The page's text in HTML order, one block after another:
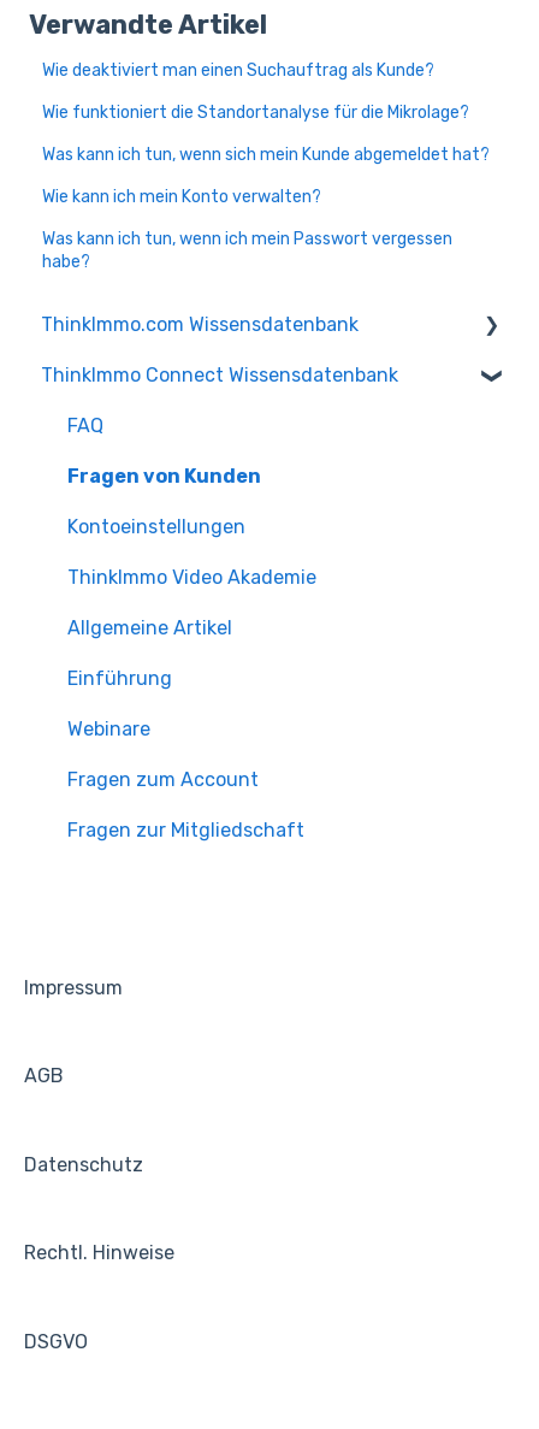
Verwandte Artikel
Wie deaktiviert man einen Suchauftrag als Kunde?
Wie funktioniert die Standortanalyse für die Mikrolage?
Was kann ich tun, wenn sich mein Kunde abgemeldet hat?
Wie kann ich mein Konto verwalten?
Was kann ich tun, wenn ich mein Passwort vergessen
habe?
ThinkImmo.com Wissensdatenbank
FAQ
Fragen zur Mitgliedschaft
Fragen zum Account
Fragen zur Suche
ThinkImmo Connect Wissensdatenbank
FAQ
Fragen von Kunden
Kontoeinstellungen
ThinkImmo Video Akademie
Allgemeine Artikel
Einführung
Webinare
Fragen zum Account
Fragen zur Mitgliedschaft
Impressum
AGB
Datenschutz
Rechtl. Hinweise
DSGVO